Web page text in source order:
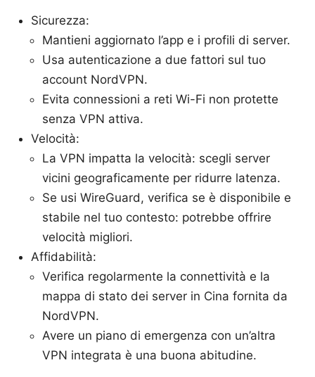
Sicurezza:
Mantieni aggiornato l’app e i profili di server.
Usa autenticazione a due fattori sul tuo
account NordVPN.
Evita connessioni a reti Wi-Fi non protette
senza VPN attiva.
Velocità:
La VPN impatta la velocità: scegli server
vicini geograficamente per ridurre latenza.
Se usi WireGuard, verifica se è disponibile e
stabile nel tuo contesto: potrebbe offrire
velocità migliori.
Affidabilità:
Verifica regolarmente la connettività e la
mappa di stato dei server in Cina fornita da
NordVPN.
Avere un piano di emergenza con un’altra
VPN integrata è una buona abitudine.